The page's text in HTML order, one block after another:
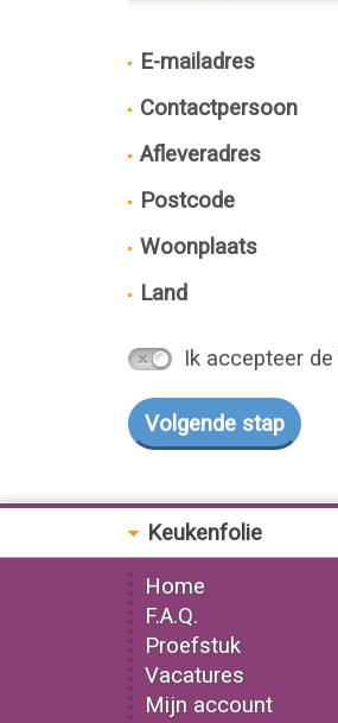
E-mailadres
Contactpersoon
Afleveradres
Postcode
Woonplaats
Land
Ik accepteer de
Keukenfolie
Home
F.A.Q.
Proefstuk
Vacatures
Mijn account